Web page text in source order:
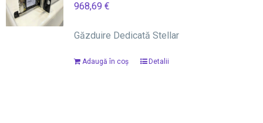
968,69 €
Găzduire Dedicată Stellar
Adaugă în coș Detalii